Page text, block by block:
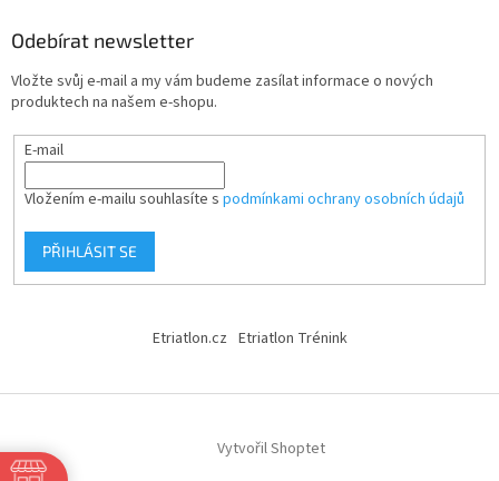
Odebírat newsletter
Vložte svůj e-mail a my vám budeme zasílat informace o nových
produktech na našem e-shopu.
E-mail
Vložením e-mailu souhlasíte s podmínkami ochrany osobních údajů
PŘIHLÁSIT SE
Etriatlon.cz Etriatlon Trénink
Vytvořil Shoptet